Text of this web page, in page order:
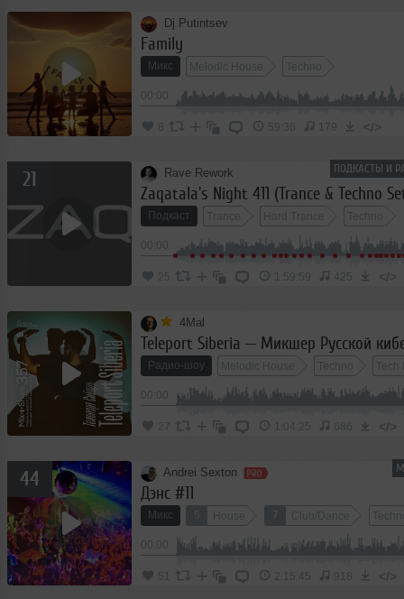
Dj Putintsev
Family
Микс Melodic House Techno
59:36 179 </>
ПОДКАСТЫ И
21 Rave Rework
Zaqatala's Night 411 (Trance & Techno
Подкаст Trance Hard Trance Techno
25 1:59:59 425 </>
4Mal
Радио-шоу Melodic House Techno
27 1:04:25 686 </>
44 Andrei Sexton
Дэнс #11
Микс 5 House 7 Club/Dance
51 2:15:45 918 </>